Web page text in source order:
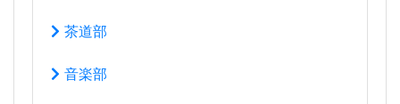
茶道部
音楽部